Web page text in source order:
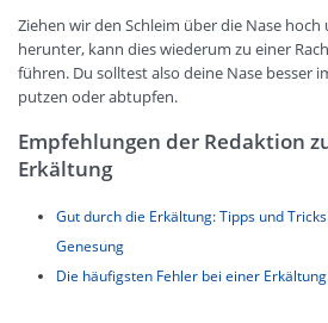
Ziehen wir den Schleim über die Nase
herunter, kann dies wiederum zu einer
führen. Du solltest also deine Nase besser
putzen oder abtupfen.
Empfehlungen der Redaktion
Erkältung
Gut durch die Erkältung: Tipps und
Genesung
Die häufigsten Fehler bei einer Erkältung